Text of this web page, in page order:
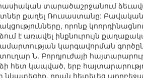
տարածաշրջանում
քաղել Ռուսաստանը:
որոնք
է առավել ինքնուրույն
կարգավորման
Ն. Բորդյուժայի
հետ կապված, երբ
նկատեցիք, դրան հետեւեց